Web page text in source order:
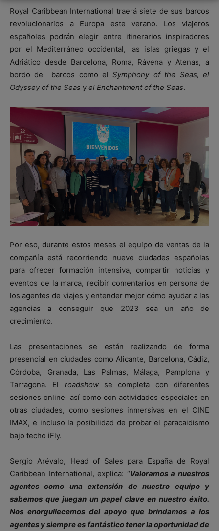
Royal Caribbean International traerá siete de sus barcos
revolucionarios a Europa este verano. Los viajeros
españoles podrán elegir entre itinerarios inspiradores
por el Mediterráneo occidental, las islas griegas y el
Adriático desde Barcelona, ​​Roma, Rávena y Atenas, a
bordo de barcos como elSymphony of the Seas, el
Odyssey of the Seas y el Enchantment of the Seas.
Por eso, durante estos meses el equipo de ventas de la
compañía está recorriendo nueve ciudades españolas
para ofrecer formación intensiva, compartir noticias y
eventos de la marca, recibir comentarios en persona de
los agentes de viajes y entender mejor cómo ayudar a las
agencias a conseguir que 2023 sea un año de
crecimiento.
Las presentaciones se están realizando de forma
presencial en ciudades como Alicante, Barcelona, ​​Cádiz,
Córdoba, Granada, Las Palmas, Málaga, Pamplona y
Tarragona. El roadshow se completa con diferentes
sesiones online, así como con actividades especiales en
otras ciudades, como sesiones inmersivas en el CINE
IMAX, e incluso la posibilidad de probar el paracaidismo
bajo techo iFly.
Sergio Arévalo, Head of Sales para España de Royal
Caribbean International, explica: “Valoramos a nuestros
agentes como una extensión de nuestro equipo y
sabemos que juegan un papel clave en nuestro éxito.
Nos enorgullecemos del apoyo que brindamos a los
agentes y siempre es fantástico tener la oportunidad de